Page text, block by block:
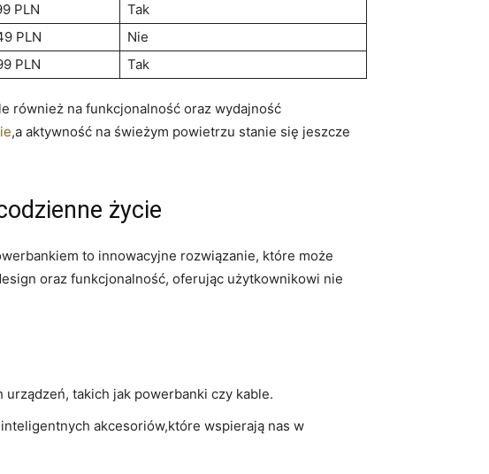
PLN
Tak
PLN
Nie
PLN Tak
również na funkcjonalność oraz wydajność
,a aktywność na świeżym powietrzu stanie się jeszcze
życie
to innowacyjne rozwiązanie, które może
oraz funkcjonalność, oferując użytkownikowi nie
takich jak powerbanki czy kable.
akcesoriów,które wspierają nas w